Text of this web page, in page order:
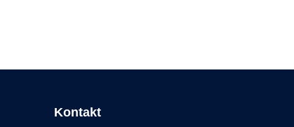
Kontakt